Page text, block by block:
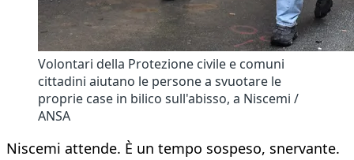
Volontari della Protezione civile e comuni
cittadini aiutano le persone a svuotare le
proprie case in bilico sull'abisso, a Niscemi /
ANSA
Niscemi attende. È un tempo sospeso, snervante.